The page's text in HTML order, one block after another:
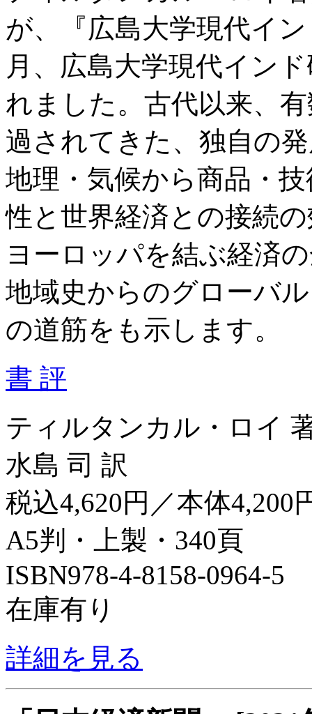
が、『広島大学現代イ
月、広島大学現代イン
れました。古代以来、
過されてきた、独自の
地理・気候から商品・
性と世界経済との接続
ヨーロッパを結ぶ経済
地域史からのグローバ
の道筋をも示します。
書 評
ティルタンカル・ロイ
水島 司 訳
税込4,620円／本体4,200
A5判・上製・340頁
ISBN978-4-8158-0964-5
在庫有り
詳細を見る